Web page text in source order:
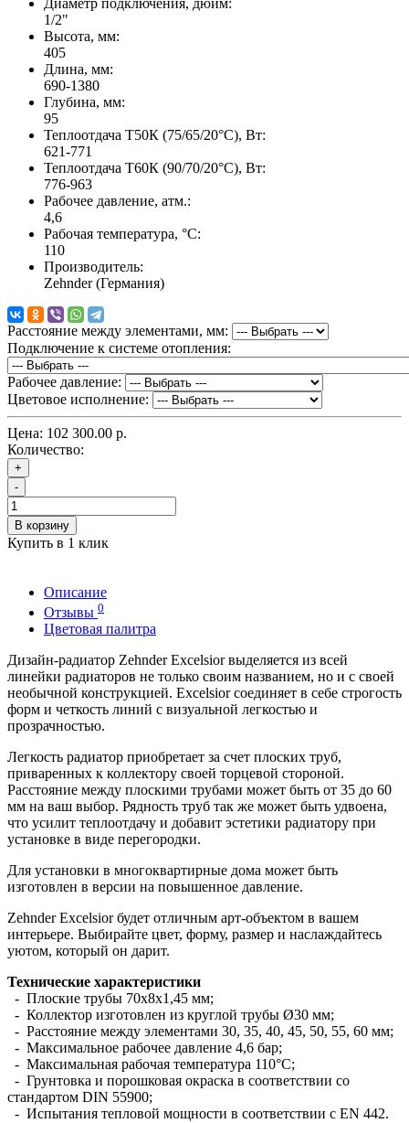
Диаметр подключения, дюйм:
1/2"
Высота, мм:
405
Длина, мм:
690-1380
Глубина, мм:
95
Теплоотдача Т50К (75/65/20°C), Вт:
621-771
Теплоотдача Т60К (90/70/20°C), Вт:
776-963
Рабочее давление, атм.:
4,6
Рабочая температура, °C:
110
Производитель:
Zehnder (Германия)
Расстояние между элементами, мм:
Подключение к системе отопления:
Рабочее давление:
Цветовое исполнение:
Цена: 102 300.00 р.
Количество:
+
-
В корзину
Купить в 1 клик
Описание
Отзывы 0
Цветовая палитра
Дизайн-радиатор Zehnder Excelsior выделяется из всей
линейки радиаторов не только своим названием, но и с своей
необычной конструкцией. Excelsior соединяет в себе строгость
форм и четкость линий с визуальной легкостью и
прозрачностью.
Легкость радиатор приобретает за счет плоских труб,
приваренных к коллектору своей торцевой стороной.
Расстояние между плоскими трубами может быть от 35 до 60
мм на ваш выбор. Рядность труб так же может быть удвоена,
что усилит теплоотдачу и добавит эстетики радиатору при
установке в виде перегородки.
Для установки в многоквартирные дома может быть
изготовлен в версии на повышенное давление.
Zehnder Excelsior будет отличным арт-объектом в вашем
интерьере. Выбирайте цвет, форму, размер и наслаждайтесь
уютом, который он дарит.
Технические характеристики
- Плоские трубы 70х8х1,45 мм;
- Коллектор изготовлен из круглой трубы Ø30 мм;
- Расстояние между элементами 30, 35, 40, 45, 50, 55, 60 мм;
- Максимальное рабочее давление 4,6 бар;
- Максимальная рабочая температура 110°С;
- Грунтовка и порошковая окраска в соответствии со
стандартом DIN 55900;
- Испытания тепловой мощности в соответствии с EN 442.